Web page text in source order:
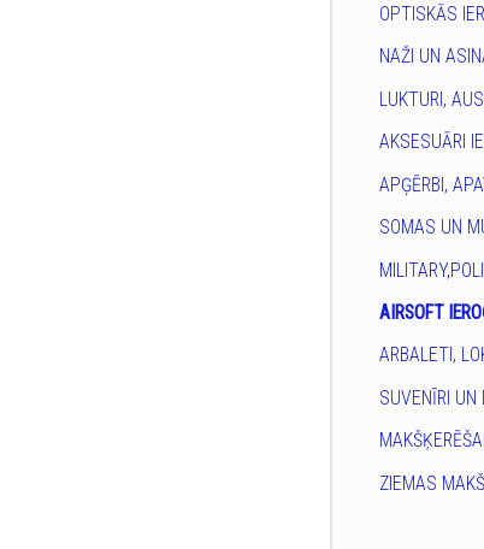
OPTISKĀS
NAŽI UN
LUKTURI,
AKSESUĀRI
APĢĒRBI,
SOMAS UN
AIRSOFT
ARBALETI,
SUVENĪRI UN
ZIEMAS